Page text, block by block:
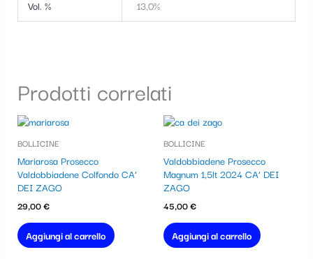
Vol. % 13,0%
Prodotti correlati
BOLLICINE
Mariarosa Prosecco
Valdobbiadene Colfondo CA’
DEI ZAGO
29,00€
Aggiungi al carrello
BOLLICINE
Valdobbiadene Prosecco
Magnum 1,5lt 2024 CA’ DEI
ZAGO
45,00€
Aggiungi al carrello